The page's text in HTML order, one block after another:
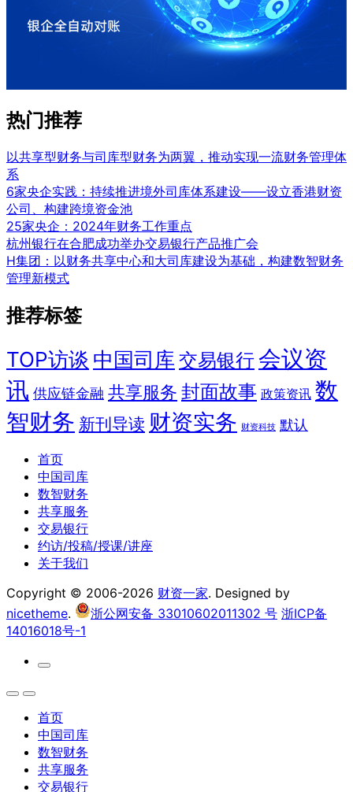
热门推荐
以共享型财务与司库型财务为两翼，推动实现一流财务管理体
系
6家央企实践：持续推进境外司库体系建设——设立香港财资
公司、构建跨境资金池
25家央企：2024年财务工作重点
杭州银行在合肥成功举办交易银行产品推广会
H集团：以财务共享中心和大司库建设为基础，构建数智财务
管理新模式
推荐标签
TOP访谈 中国司库 交易银行会议资
讯 供应链金融 共享服务 封面故事 政策资讯 数
智财务 新刊导读 财资实务 财资科技 默认
首页
中国司库
数智财务
共享服务
交易银行
约访/投稿/授课/讲座
关于我们
Copyright © 2006-2026 财资一家. Designed by
nicetheme. 浙公网安备 33010602011302 号 浙ICP备
14016018号-1
首页
中国司库
数智财务
共享服务
交易银行